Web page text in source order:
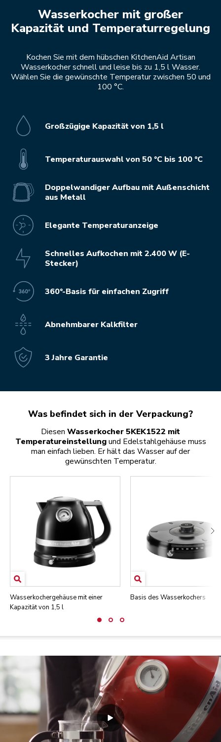
Wasserkocher mit großer
Kapazität und Temperaturregelung
Kochen Sie mit dem hübschen KitchenAid Artisan
Wasserkocher schnell und leise bis zu 1,5 l Wasser.
Wählen Sie die gewünschte Temperatur zwischen 50 und
100 °C.
Großzügige Kapazität von 1,5 l
Temperaturauswahl von 50 °C bis 100 °C
Doppelwandiger Aufbau mit Außenschicht
aus Metall
Elegante Temperaturanzeige
Schnelles Aufkochen mit 2.400 W (E-
Stecker)
360°-Basis für einfachen Zugriff
Abnehmbarer Kalkfilter
3 Jahre Garantie
Was befindet sich in der Verpackung?
Diesen Wasserkocher 5KEK1522 mit
Temperatureinstellungund Edelstahlgehäuse muss
man einfach lieben. Er hält das Wasser auf der
gewünschten Temperatur.
Wasserkochergehäuse mit einer
Kapazität von 1,5 l
Basis des Wasserkochers